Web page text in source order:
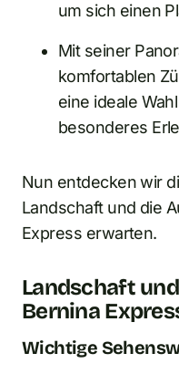
um sich einen
Mit seiner
komfortablen
eine ideale
besonderes
Nun entdecken wir
Landschaft und die
Express erwarten.
Landschaft
Bernina
Wichtige